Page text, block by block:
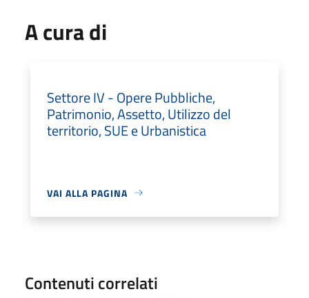
A cura di
Settore IV - Opere Pubbliche,
Patrimonio, Assetto, Utilizzo del
territorio, SUE e Urbanistica
VAI ALLA PAGINA
Contenuti correlati